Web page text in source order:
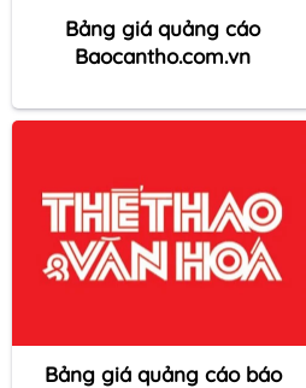
Bảng giá quảng cáo
Baocantho.com.vn
Bảng giá quảng cáo báo